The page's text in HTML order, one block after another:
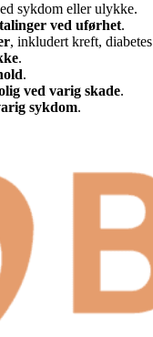
sykdom eller ulykke.
ved uførhet.
, inkludert kreft,
.
.
ved varig skade.
sykdom.